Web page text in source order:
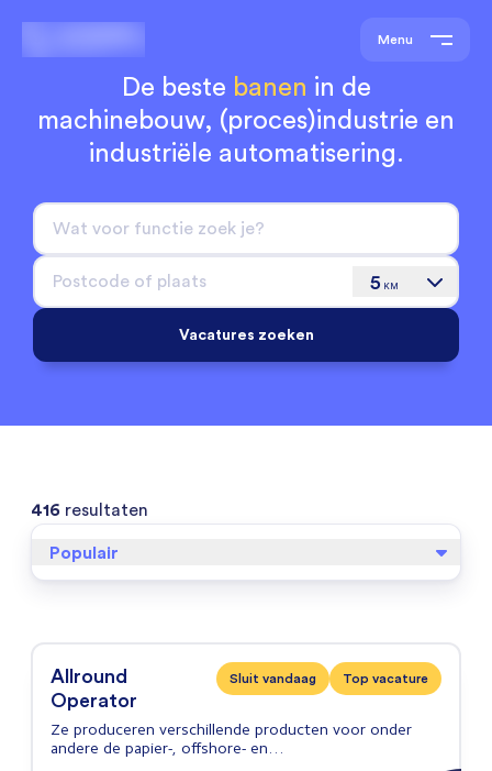
Menu
De beste banen in de
machinebouw, (proces)industrie en
industriële automatisering.
5 KM
Vacatures zoeken
416 resultaten
Populair
Allround
Operator
Sluit vandaag Top vacature
Ze produceren verschillende producten voor onder
andere de papier-, offshore- en